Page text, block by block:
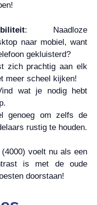
: Naadloze
naar mobiel, want
gekluisterd?
zich prachtig aan elk
meer scheel kijken!
wat je nodig hebt
genoeg om zelfs de
rustig te houden.
voelt nu als een
is met de oude
doorstaan!